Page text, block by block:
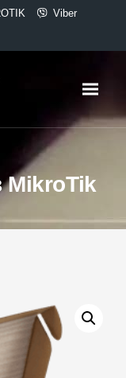
Viber
MikroTik